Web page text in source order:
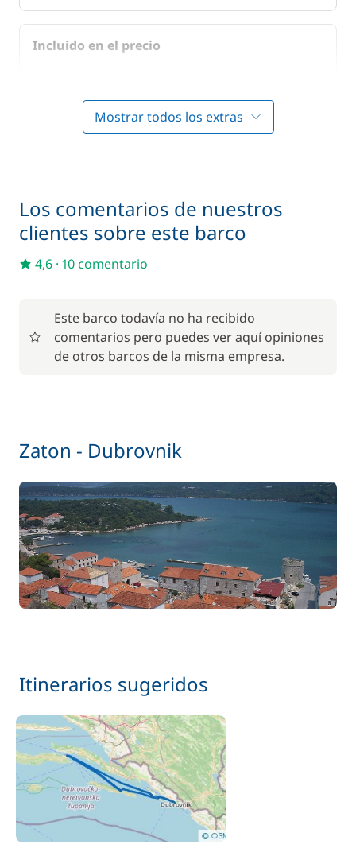
Ventiladores
Máquina de hielo
Incluido en el precio
—
IVA —
Juego de toallas
Kayak Incluido en el precio
—
Incluido en el precio
Ropa de cama —
Transit Log
Última noche a bordo
(viernes)
Incluido en el precio
—
En opción
Bebidas
Bebidas Alcoholicas
Mostrar todos los extras
Los comentarios de nuestros
clientes sobre este barco
4,6 · 10 comentario
Este barco todavía no ha recibido
comentarios pero puedes ver aquí opiniones
de otros barcos de la misma empresa.
Zaton - Dubrovnik
Itinerarios sugeridos